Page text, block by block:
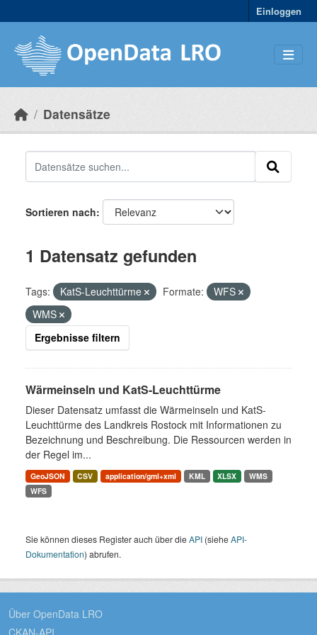
Einloggen
Datensätze
Sortieren nach
1 Datensatz gefunden
Tags: KatS-Leuchttürme Formate:
WFS
WMS
Ergebnisse filtern
Wärmeinseln und KatS-Leuchttürme
Dieser Datensatz umfasst die Wärmeinseln und KatS-
Leuchttürme des Landkreis Rostock mit Informationen zu
Bezeichnung und Beschreibung. Die Ressourcen werden in
der Regel im...
GeoJSON CSV application/gml+xml KML XLSX
WMS
WFS
Sie können dieses Register auch über dieAPI (sieheAPI-
Dokumentation) abrufen.
Über OpenData LRO
CKAN-API